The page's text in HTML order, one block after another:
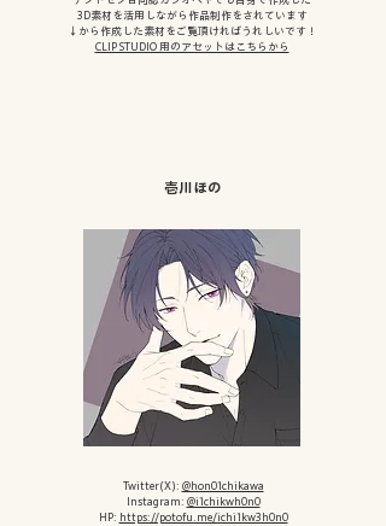
3D素材を 活用しながら作品制作をされています
↓から作成した素材をご覧頂ければうれしいです！
CLIP STUDIO 用のアセットはこちらから
壱川ほの
Twitter(X): @hon01chikawa
Instagram: @i1chikwh0n0
HP: https://potofu.me/ichi1kw3h0n0